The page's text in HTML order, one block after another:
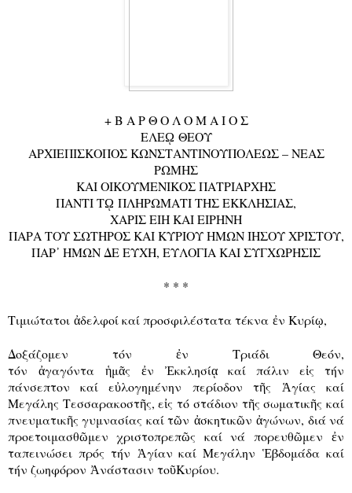
+ Β Α Ρ Θ Ο Λ Ο Μ Α Ι Ο Σ
ΕΛΕῼ ΘΕΟΥ
ΑΡΧΙΕΠΙΣΚΟΠΟΣ ΚΩΝΣΤΑΝΤΙΝΟΥΠΟΛΕΩΣ – ΝΕΑΣ
ΡΩΜΗΣ
ΚΑΙ ΟΙΚΟΥΜΕΝΙΚΟΣ ΠΑΤΡΙΑΡΧΗΣ
ΠΑΝΤΙ Τῼ ΠΛΗΡΩΜΑΤΙ ΤΗΣ ΕΚΚΛΗΣΙΑΣ,
ΧΑΡΙΣ ΕΙΗ ΚΑΙ ΕΙΡΗΝΗ
ΠΑΡΑ ΤΟΥ ΣΩΤΗΡΟΣ ΚΑΙ ΚΥΡΙΟΥ ΗΜΩΝ ΙΗΣΟΥ ΧΡΙΣΤΟΥ,
ΠΑΡ᾿ HΜΩΝ ΔΕ ΕΥΧΗ, ΕΥΛΟΓΙΑ ΚΑΙ ΣΥΓΧΩΡΗΣΙΣ
* * *
Τιμιώτατοι ἀδελφοί καί προσφιλέστατα τέκνα ἐν Κυρίῳ,
Δοξάζομεν τόν ἐν Τριάδι Θεόν,
τόν ἀγαγόντα ἡμᾶς ἐν Ἐκκλησίᾳκαί πάλιν εἰς τήν
πάνσεπτον καί εὐλογημένην περίοδον τῆς Ἁγίας καί
Μεγάλης Τεσσαρακοστῆς, εἰς τό στάδιον τῆς σωματικῆς καί
πνευματικῆς γυμνασίας καί τῶν ἀσκητικῶνἀγώνων, διά νά
προετοιμασθῶμεν χριστοπρεπῶς καί νά πορευθῶμενἐν
ταπεινώσει πρός τήν Ἁγίαν καί ΜεγάληνἙβδομάδα καί
τήν ζωηφόρον Ἀνάστασιν τοῦΚυρίου.